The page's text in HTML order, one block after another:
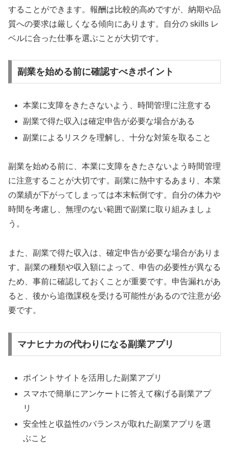
することができます。報酬は比較的高めですが、納期や品
質への要求は厳しくなる傾向にあります。自分の skills レ
ベルに合った仕事を選ぶことが大切です。
副業を始める前に確認すべきポイント
本業に支障をきたさないよう、時間管理に注意する
副業で得た収入は確定申告が必要な場合がある
副業によるリスクを理解し、十分な対策を取ること
副業を始める前に、本業に支障をきたさないよう時間管理
に注意することが大切です。副業に熱中するあまり、本業
の業績が下がってしまっては本末転倒です。自分の体力や
時間を考慮し、無理のない範囲で副業に取り組みましょ
う。
また、副業で得た収入は、確定申告が必要な場合がありま
す。副業の種類や収入額によって、申告の必要性が異なる
ため、事前に確認しておくことが重要です。申告漏れがあ
ると、後から追徴課税を受ける可能性があるので注意が必
要です。
マナヒナカの代わりになる副業アプリ
ポイントサイトを活用した副業アプリ
スマホで簡単にアンケートに答えて稼げる副業アプ
リ
安全性と収益性のバランスが取れた副業アプリを選
ぶこと